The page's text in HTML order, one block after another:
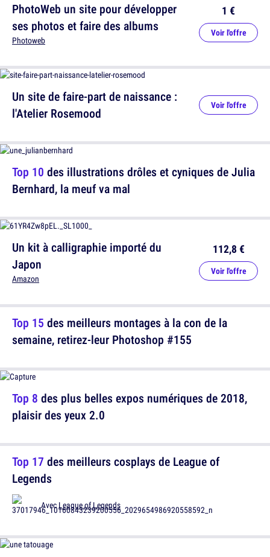
PhotoWeb un site pour développer
ses photos et faire des albums
Photoweb
1 €
Voir l'offre
Top 10 des illustrations drôles et cyniques de Julia
Bernhard, la meuf va mal
Top 15 des meilleurs montages à la con de la
semaine, retirez-leur Photoshop #155
Top 17 des meilleurs cosplays de League of
Legends
AvecLeague of Legends
Un site de faire-part de naissance :
l'Atelier Rosemood
Voir l'offre
Un kit à calligraphie importé du
Japon
Amazon
112,8 €
Voir l'offre
Top 8 des plus belles expos numériques de 2018,
plaisir des yeux 2.0